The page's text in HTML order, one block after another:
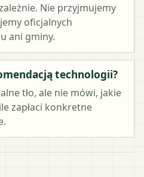
Nie przyjmujemy
oficjalnych
ani gminy.
technologii?
tło, ale nie mówi, jakie
zapłaci konkretne